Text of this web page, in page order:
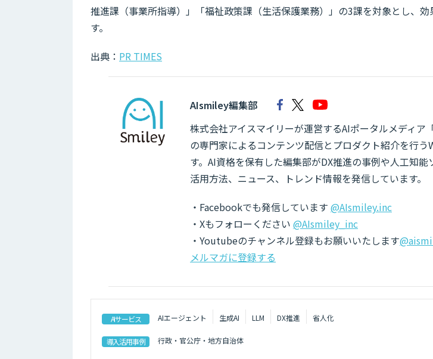
推進課（事業所指導）」「福祉政策課（生活保護業務）」の3課を対象とし、
す。
出典： PR TIMES
AIsmiley編集部
株式会社アイスマイリーが運営するAIポータルメディア
の専門家によるコンテンツ配信とプロダクト紹介を行う
す。AI資格を保有した編集部がDX推進の事例や人工知能
活用方法、ニュース、トレンド情報を発信しています。
・Facebookでも発信しています @AIsmiley.inc
・Xもフォローください @AIsmiley_inc
・Youtubeのチャンネル登録もお願いいたします
メルマガに登録する
AIサービス AIエージェント 生成AI LLM DX推進 省人化
導入活用事例 行政・官公庁・地方自治体